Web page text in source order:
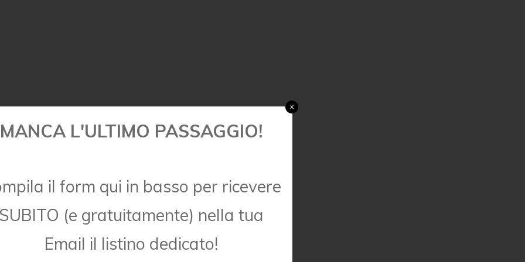
MANCA L'ULTIMO PASSAGGIO!
il form qui in basso per ricevere
(e gratuitamente) nella tua
Email il listino dedicato!
x